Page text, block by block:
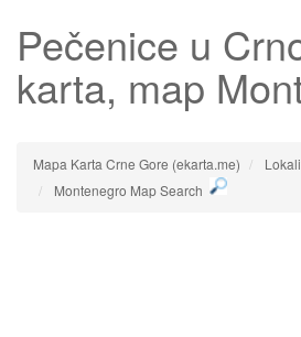
Pečenice u
karta, map
Mapa Karta Crne Gore (ekarta.me)
Montenegro Map Search